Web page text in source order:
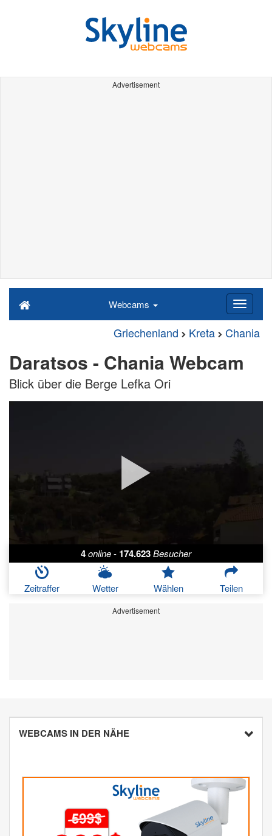
Advertisement
Webcams
Griechenland Kreta Chania
Daratsos - Chania Webcam
Blick über die Berge Lefka Ori
4online- 174.623Besucher
Zeitraffer Wetter Wählen Teilen
Advertisement
WEBCAMS IN DER NÄHE